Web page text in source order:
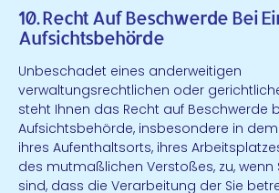
10. Recht Auf Beschwerde Bei
Aufsichtsbehörde
Unbeschadet eines anderweitigen
verwaltungsrechtlichen oder
steht Ihnen das Recht auf Beschwerde
Aufsichtsbehörde, insbesondere in
ihres Aufenthaltsorts, ihres
des mutmaßlichen Verstoßes, zu, wenn
sind, dass die Verarbeitung der Sie